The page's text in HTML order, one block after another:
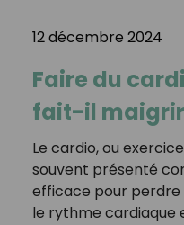
12 décembre 2024
Faire du
fait-il maigrir
Le cardio, ou
souvent présenté
efficace pour perdre
le rythme cardiaque